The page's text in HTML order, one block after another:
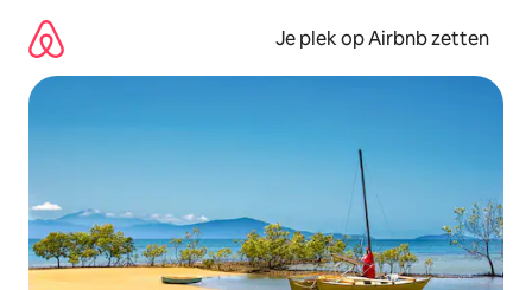
direct
naar
inhoud
Je plek op Airbnb zetten